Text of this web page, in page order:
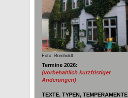
Foto: Bornholdt
Termine 2026:
(vorbehaltlich kurzfristiger
Änderungen)
TEXTE, TYPEN, TEMPERAMENTE